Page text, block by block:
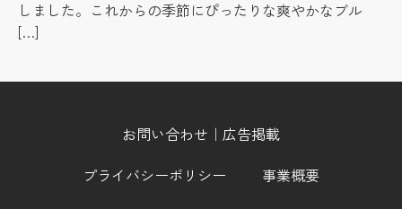
しました。これからの季節にぴったりな爽やかなブル
[…]
お問い合わせ｜広告掲載
プライバシーポリシー
事業概要